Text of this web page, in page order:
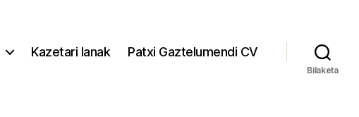
Kazetari lanak Patxi Gaztelumendi CV
Bilaketa